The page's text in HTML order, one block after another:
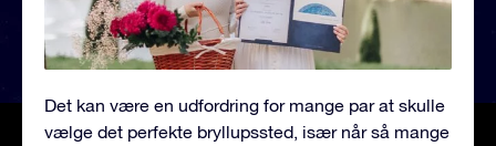
Det kan være en udfordring for mange par at skulle
vælge det perfekte bryllupssted, især når så mange